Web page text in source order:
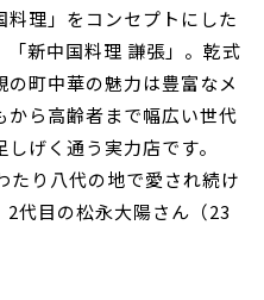
理」をコンセプトにした
新中国料理 謙張」。乾式
町中華の魅力は豊富なメ
ら高齢者まで幅広い世代
げく通う実力店です。
たり八代の地で愛され続け
代目の松永大陽さん（23